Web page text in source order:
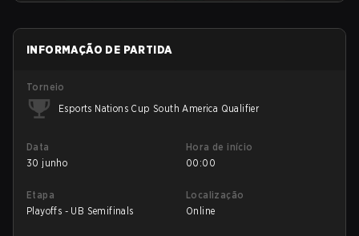
INFORMAÇÃO DE PARTIDA
Torneio
Esports Nations Cup South America Qualifier
Data
30 junho
Hora de início
00:00
Etapa
Playoffs - UB Semifinals
Localização
Online